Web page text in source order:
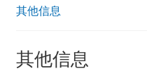
其他信息
其他信息